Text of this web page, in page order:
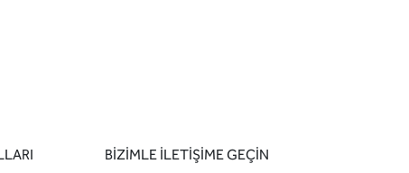
BIZIMLE ILETIŞIME GEÇIN